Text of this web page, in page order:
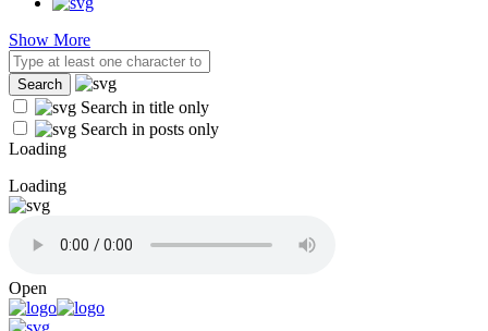
Show More
Search in title only
Search in posts only
Loading
Loading
Open